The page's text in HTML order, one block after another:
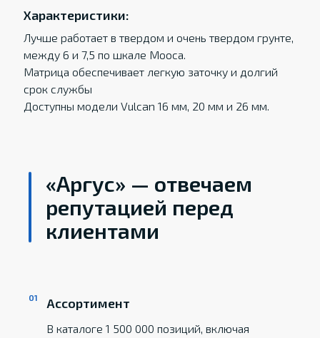
Характеристики:
Лучше работает в твердом и очень твердом грунте,
между 6 и 7,5 по шкале Мооса.
Матрица обеспечивает легкую заточку и долгий
срок службы
Доступны модели Vulcan 16 мм, 20 мм и 26 мм.
«Аргус» — отвечаем
репутацией перед
клиентами
Ассортимент
В каталоге 1 500 000 позиций, включая